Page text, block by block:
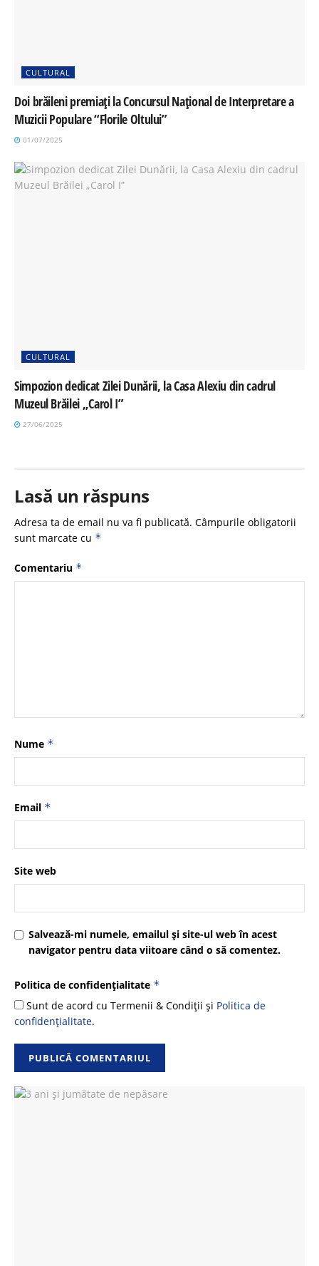
CULTURAL
Doi brăileni premiați la Concursul Național de Interpretare a
Muzicii Populare “Florile Oltului”
01/07/2025
CULTURAL
Simpozion dedicat Zilei Dunării, la Casa Alexiu din cadrul
Muzeul Brăilei „Carol I”
27/06/2025
Lasă un răspuns
Adresa ta de email nu va fi publicată. Câmpurile obligatorii
sunt marcate cu *
Comentariu *
Nume *
Email *
Site web
Salvează-mi numele, emailul și site-ul web în acest
navigator pentru data viitoare când o să comentez.
Politica de confidențialitate *
Sunt de acord cu Termenii & Condiții și Politica de
confidențialitate.